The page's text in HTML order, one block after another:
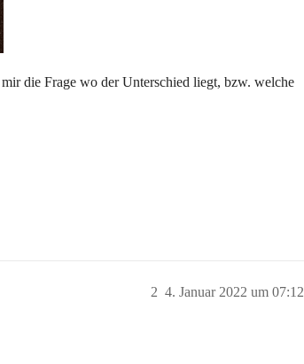
die Frage wo der Unterschied liegt, bzw. welche
4. Januar 2022 um 07:12
2